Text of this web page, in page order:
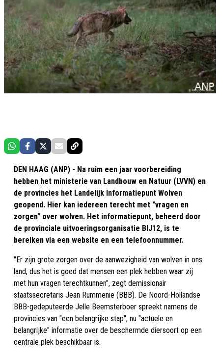
DEN HAAG (ANP) - Na ruim een jaar voorbereiding
hebben het ministerie van Landbouw en Natuur (LVVN) en
de provincies het Landelijk Informatiepunt Wolven
geopend. Hier kan iedereen terecht met "vragen en
zorgen" over wolven. Het informatiepunt, beheerd door
de provinciale uitvoeringsorganisatie BIJ12, is te
bereiken via een website en een telefoonnummer.
"Er zijn grote zorgen over de aanwezigheid van wolven in ons
land, dus het is goed dat mensen een plek hebben waar zij
met hun vragen terechtkunnen", zegt demissionair
staatssecretaris Jean Rummenie (BBB). De Noord-Hollandse
BBB-gedeputeerde Jelle Beemsterboer spreekt namens de
provincies van "een belangrijke stap", nu "actuele en
belangrijke" informatie over de beschermde diersoort op een
centrale plek beschikbaar is.